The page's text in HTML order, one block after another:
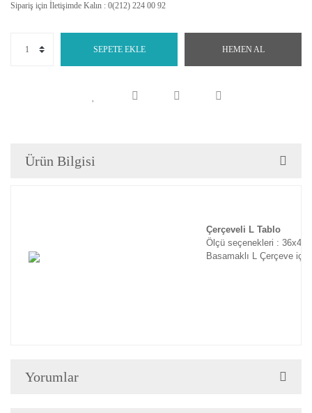
Sipariş için İletişimde Kalın : 0(212) 224 00 92
SEPETE EKLE HEMEN AL
Ürün Bilgisi
Çerçeveli L Tablo
Ölçü seçenekleri :
Basamaklı L Çerçeve
Yorumlar